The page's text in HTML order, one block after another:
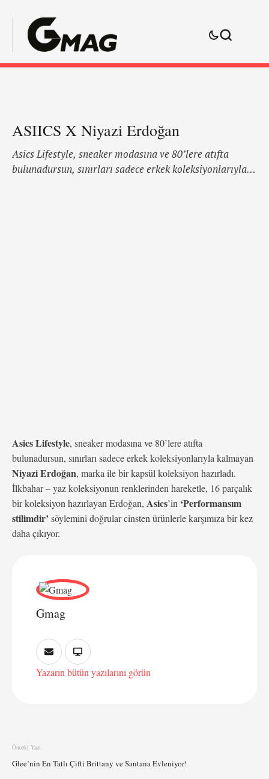
ASIICS X Niyazi Erdoğan
Asics Lifestyle, sneaker modasına ve 80’lere atıfta
bulunadursun, sınırları sadece erkek koleksiyonlarıyla
Asics Lifestyle, sneaker modasına ve 80’lere atıfta
bulunadursun, sınırları sadece erkek koleksiyonlarıyla kalmayan
Niyazi Erdoğan, marka ile bir kapsül koleksiyon hazırladı.
İlkbahar – yaz koleksiyonun renklerinden hareketle, 16 parçalık
bir koleksiyon hazırlayan Erdoğan, Asics’in ‘Performansım
stilimdir’ söylemini doğrular cinsten ürünlerle karşımıza bir kez
daha çıkıyor.
Gmag
Yazarın bütün yazılarını görün
Önceki Yazı
Glee’nin En Tatlı Çifti Brittany ve Santana Evleniyor!